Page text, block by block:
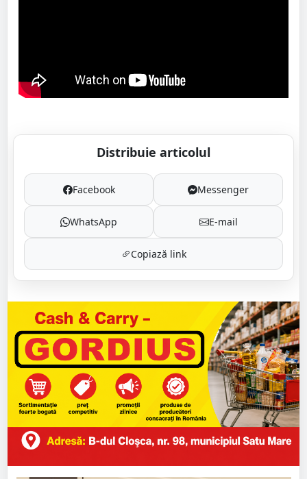
Distribuie articolul
Facebook Messenger
WhatsApp E-mail
Copiază link